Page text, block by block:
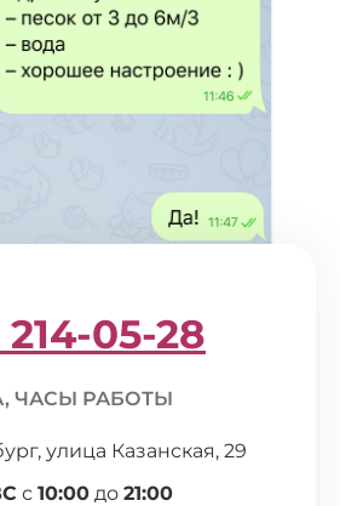
214-05-28
ЧАСЫ РАБОТЫ
улица Казанская, 29
с 10:00 до 21:00